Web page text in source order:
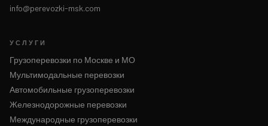
info@perevozki-msk.com
УСЛУГИ
Грузоперевозки по Москве и МО
Мультимодальные перевозки
Автомобильные грузоперевозки
Железнодорожные перевозки
Международные грузоперевозки